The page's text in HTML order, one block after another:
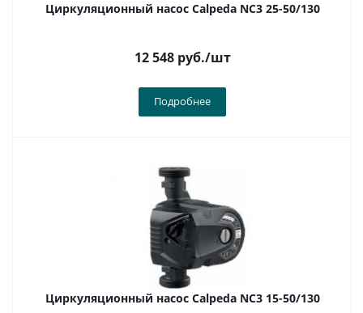
Циркуляционный насос Calpeda NC3 25-50/130
12 548руб./шт
Подробнее
Циркуляционный насос Calpeda NC3 15-50/130